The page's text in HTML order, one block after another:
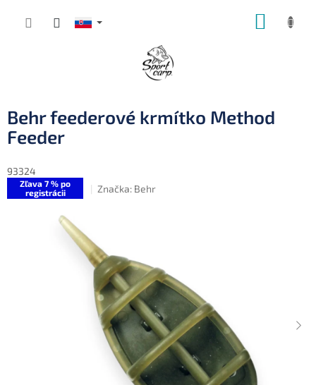
Behr feederové krmítko Method
Feeder
93324
Zľava 7 % po
registrácii
Značka: Behr